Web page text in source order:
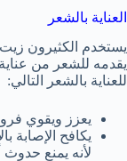
العناية بالشعر
يستخدم الكثيرون
يقدمه للشعر من عناية
للعناية بالشعر التالي:
يعزز ويقوي
يكافح الإصابة
لأنه يمنع